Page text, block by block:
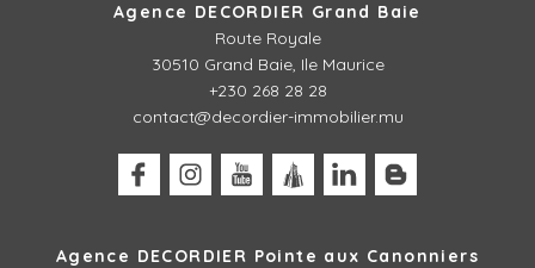
Agence DECORDIER Grand Baie
Route Royale
30510 Grand Baie, Ile Maurice
+230 268 28 28
contact@decordier-immobilier.mu
Agence DECORDIER Pointe aux Canonniers